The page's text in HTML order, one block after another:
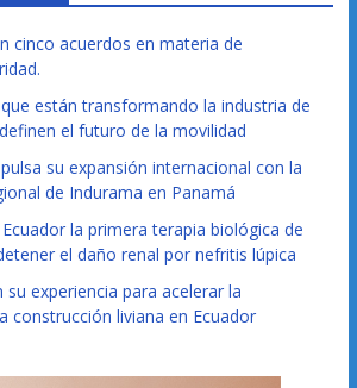
cinco acuerdos en materia de
están transformando la industria de
el futuro de la movilidad
su expansión internacional con la
de Indurama en Panamá
la primera terapia biológica de
el daño renal por nefritis lúpica
su experiencia para acelerar la
construcción liviana en Ecuador